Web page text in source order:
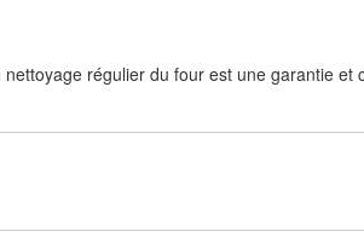
régulier du four est une garantie et